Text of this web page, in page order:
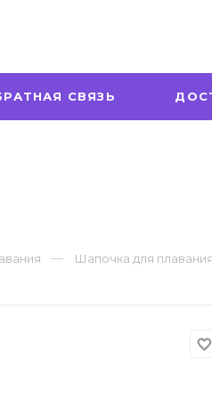
СВЯЗЬ
Шапочка для
favorite_border